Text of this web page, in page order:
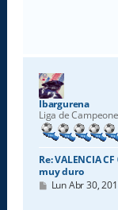
Ibargurena
Liga de
Re: VALENCIA
muy duro
M
Lun Abr 30,